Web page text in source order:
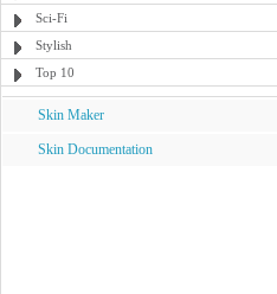
Sci-Fi
Stylish
Top 10
Skin Maker
Skin Documentation